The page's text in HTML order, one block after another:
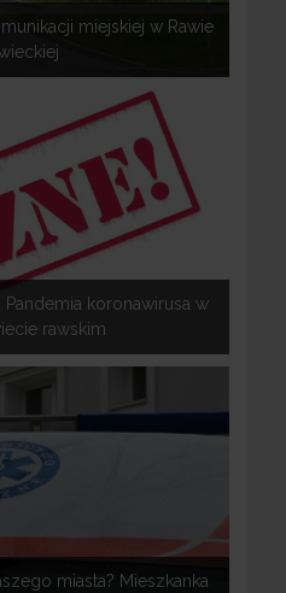
miejskiej w Rawie
Pandemia koronawirusa w
rawskim
miasta? Mieszkanka